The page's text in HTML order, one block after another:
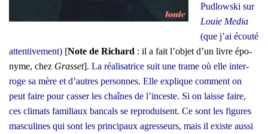
Pud­lows­ki sur
Louie Media
(que j’ai écou­té
atten­ti­ve­ment) [Note de Richard : il a fait l’ob­jet d’un livre épo­
nyme, chez Gras­set]. La réa­li­sa­trice suit une trame où elle inter­
roge sa mère et d’autres per­sonnes. Elle explique com­ment on
peut faire pour cas­ser les chaînes de l’inceste. Si on laisse faire,
ces cli­mats fami­liaux ban­cals se repro­duisent. Ce sont les figures
mas­cu­lines qui sont les prin­ci­paux agres­seurs, mais il existe aus­si